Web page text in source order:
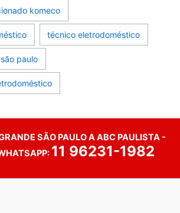
komeco
técnico eletrodoméstico
paulo
SÃO PAULO A ABC PAULISTA -
11 96231-1982